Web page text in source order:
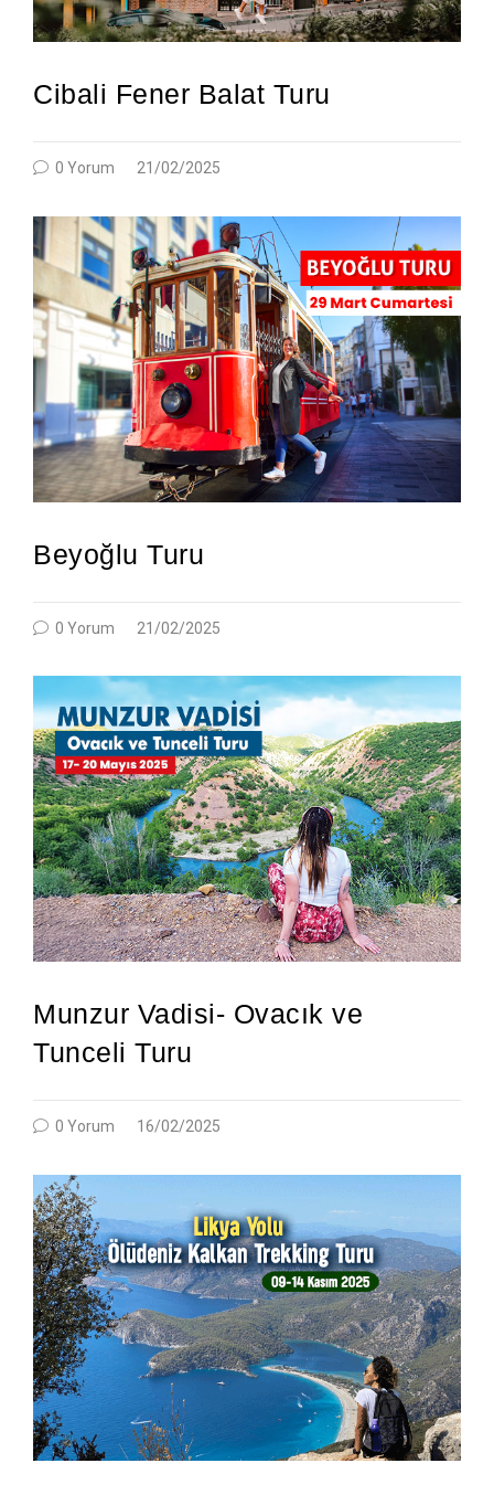
Cibali Fener Balat Turu
0 Yorum 21/02/2025
Beyoğlu Turu
0 Yorum 21/02/2025
Munzur Vadisi- Ovacık ve
Tunceli Turu
0 Yorum 16/02/2025